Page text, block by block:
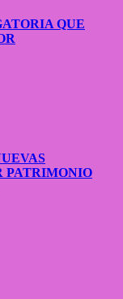
QUE
PATRIMONIO